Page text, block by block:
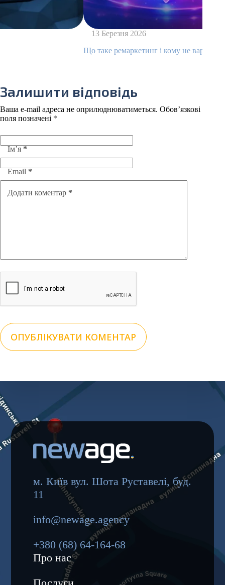
13 Березня 2026
Що таке ремаркетинг і кому не варто його
Залишити відповідь
Ваша e-mail адреса не оприлюднюватиметься. Обов’язкові
поля позначені *
Ім’я *
Email *
Додати коментар *
ОПУБЛІКУВАТИ КОМЕНТАР
м. Київ вул. Шота Руставелі, буд.
11
info@newage.agency
+380 (68) 64-164-68
Про нас